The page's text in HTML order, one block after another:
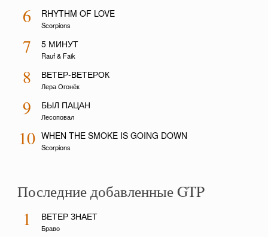
6 RHYTHM OF LOVE
Scorpions
7 5 МИНУТ
Rauf & Faik
8 ВЕТЕР-ВЕТЕРОК
Лера Огонёк
9 БЫЛ ПАЦАН
Лесоповал
10 WHEN THE SMOKE IS GOING DOWN
Scorpions
Последние добавленные GTP
1 ВЕТЕР ЗНАЕТ
Браво